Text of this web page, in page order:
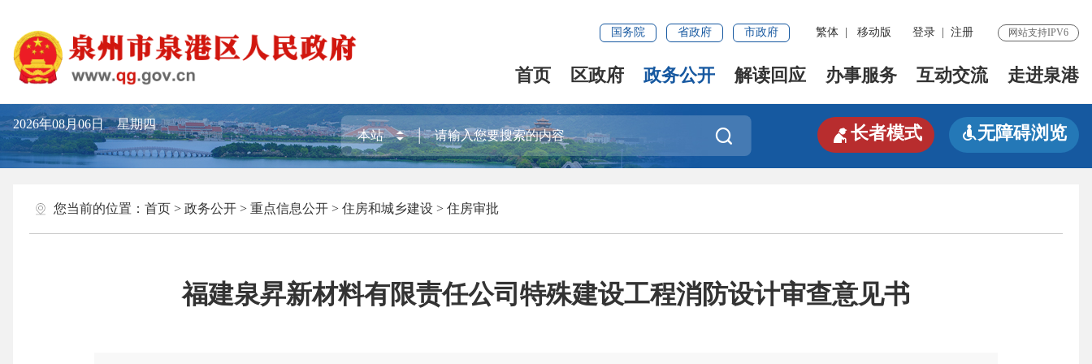
国务院 省政府 市政府 繁体 移动版 登录 注册 网站支持IPV6
首页 区政府 政务公开 解读回应 办事服务 互动交流 走进泉港
2026年08月06日 星期四
 长者模式 无障碍浏览
您当前的位置： 首页 > 政务公开 > 重点信息公开 > 住房和城乡建设 > 住房审批
福建泉昇新材料有限责任公司特殊建设工程消防设计审查意见书